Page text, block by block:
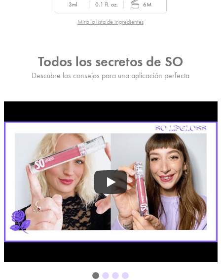
3ml 0.1 fl. oz. 6M
Mira la lista de ingredientes
Todos los secretos de SO
Descubre los consejos para una aplicación perfecta